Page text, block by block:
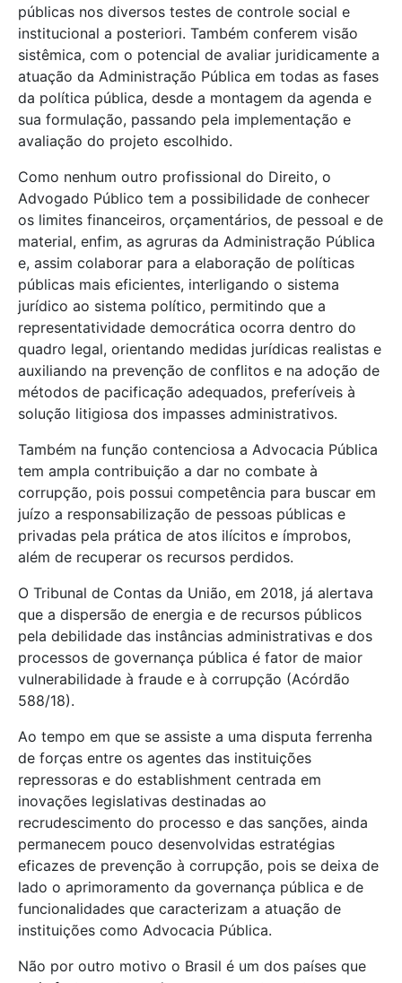
públicas nos diversos testes de controle social e
institucional a posteriori. Também conferem visão
sistêmica, com o potencial de avaliar juridicamente a
atuação da Administração Pública em todas as fases
da política pública, desde a montagem da agenda e
sua formulação, passando pela implementação e
avaliação do projeto escolhido.
Como nenhum outro profissional do Direito, o
Advogado Público tem a possibilidade de conhecer
os limites financeiros, orçamentários, de pessoal e de
material, enfim, as agruras da Administração Pública
e, assim colaborar para a elaboração de políticas
públicas mais eficientes, interligando o sistema
jurídico ao sistema político, permitindo que a
representatividade democrática ocorra dentro do
quadro legal, orientando medidas jurídicas realistas e
auxiliando na prevenção de conflitos e na adoção de
métodos de pacificação adequados, preferíveis à
solução litigiosa dos impasses administrativos.
Também na função contenciosa a Advocacia Pública
tem ampla contribuição a dar no combate à
corrupção, pois possui competência para buscar em
juízo a responsabilização de pessoas públicas e
privadas pela prática de atos ilícitos e ímprobos,
além de recuperar os recursos perdidos.
O Tribunal de Contas da União, em 2018, já alertava
que a dispersão de energia e de recursos públicos
pela debilidade das instâncias administrativas e dos
processos de governança pública é fator de maior
vulnerabilidade à fraude e à corrupção (Acórdão
588/18).
Ao tempo em que se assiste a uma disputa ferrenha
de forças entre os agentes das instituições
repressoras e do establishment centrada em
inovações legislativas destinadas ao
recrudescimento do processo e das sanções, ainda
permanecem pouco desenvolvidas estratégias
eficazes de prevenção à corrupção, pois se deixa de
lado o aprimoramento da governança pública e de
funcionalidades que caracterizam a atuação de
instituições como Advocacia Pública.
Não por outro motivo o Brasil é um dos países que